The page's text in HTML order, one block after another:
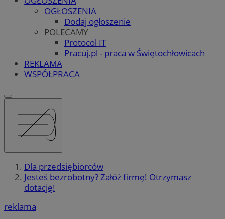
OGŁOSZENIA
Dodaj ogłoszenie
POLECAMY
Protocol IT
Pracuj.pl - praca w Świętochłowicach
REKLAMA
WSPÓŁPRACA
Dla przedsiębiorców
Jesteś bezrobotny? Załóż firmę! Otrzymasz
dotację!
reklama